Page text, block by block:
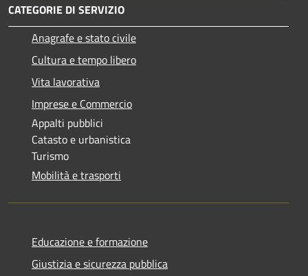
CATEGORIE DI SERVIZIO
Anagrafe e stato civile
Cultura e tempo libero
Vita lavorativa
Imprese e Commercio
Appalti pubblici
Catasto e urbanistica
Turismo
Mobilità e trasporti
Educazione e formazione
Giustizia e sicurezza pubblica